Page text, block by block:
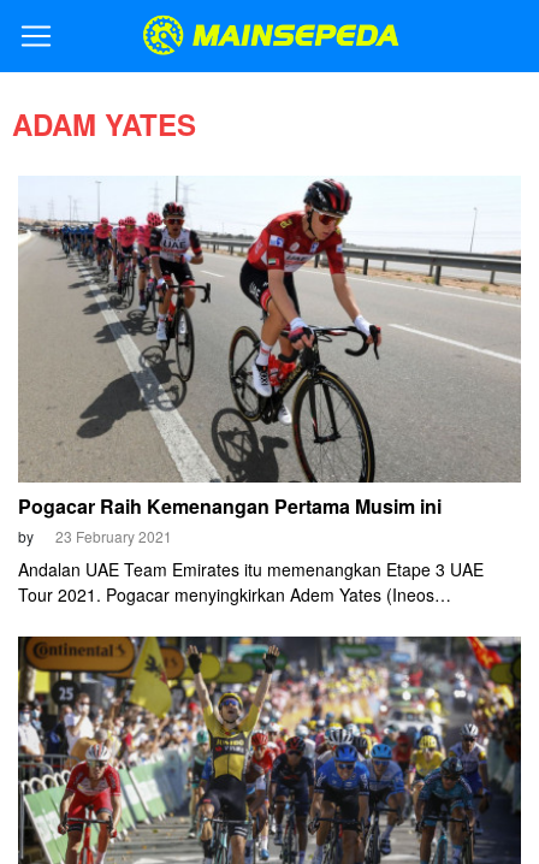
ADAM YATES
Pogacar Raih Kemenangan Pertama Musim ini
by 23 February 2021
Andalan UAE Team Emirates itu memenangkan Etape 3 UAE
Tour 2021. Pogacar menyingkirkan Adem Yates (Ineos
malam.